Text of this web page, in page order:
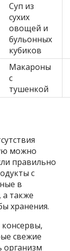
Суп из
сухих
овощей и
бульонных
кубиков
Макароны
с
тушенкой
можно
правильно
с
в
а также
хранения.
консервы,
свежие
организм